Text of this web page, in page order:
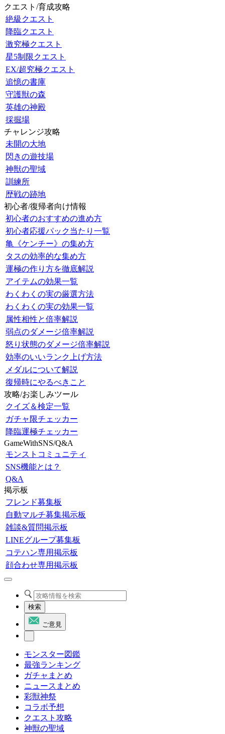
クエスト/育成攻略
絶級クエスト
降臨クエスト
激究極クエスト
星5制限クエスト
EX/超究極クエスト
追憶の書庫
守護獣の森
英雄の神殿
採掘場
チャレンジ攻略
未開の大地
閃きの遊技場
神獣の聖域
訓練所
歴戦の跡地
初心者/復帰者向け情報
初心者のおすすめの進め方
初心者応援パック当たり一覧
亀《ケンチー》の集め方
タスの効率的な集め方
運極の作り方を徹底解説
アイテムの効果一覧
わくわくの実の厳選方法
わくわくの実の効果一覧
属性相性と倍率解説
弱点のダメージ倍率解説
怒り状態のダメージ倍率解説
効率のいいランク上げ方法
メダルについて解説
復帰時にやるべきこと
攻略/お楽しみツール
クイズ＆検定一覧
ガチャ限チェッカー
降臨運極チェッカー
GameWithSNS/Q&A
モンストコミュニティ
SNS機能とは？
Q&A
掲示板
フレンド募集板
自動マルチ募集掲示板
雑談&質問掲示板
LINEグループ募集板
コテハン専用掲示板
顔合わせ専用掲示板
検索
ご意見
モンスター図鑑
最強ランキング
ガチャまとめ
ニュースまとめ
彩獣神祭
コラボ予想
クエスト攻略
神獣の聖域